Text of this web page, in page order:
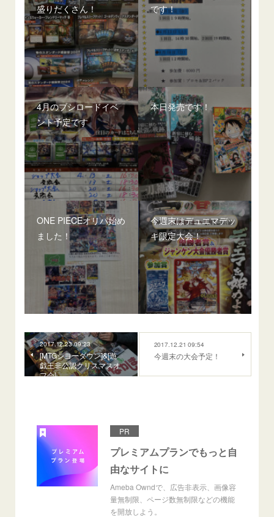
盛りだくさん！
です！
4月のブシロードイベ
ント予定です
本日発売です！
ONE PIECEオリパ始め
ました！
今週末はデュエマデッ
キ限定大会！
2017.12.23 09:23
[MTGシヨーダウン]&[遊
戯王非公認クリスマスオ
フ会]
2017.12.21 09:54
今週末の大会予定！
PR
プレミアムプランでもっと自
由なサイトに
Ameba Owndで、広告非表示、画像容
量無制限、ページ数無制限などの機能
を開放しよう。